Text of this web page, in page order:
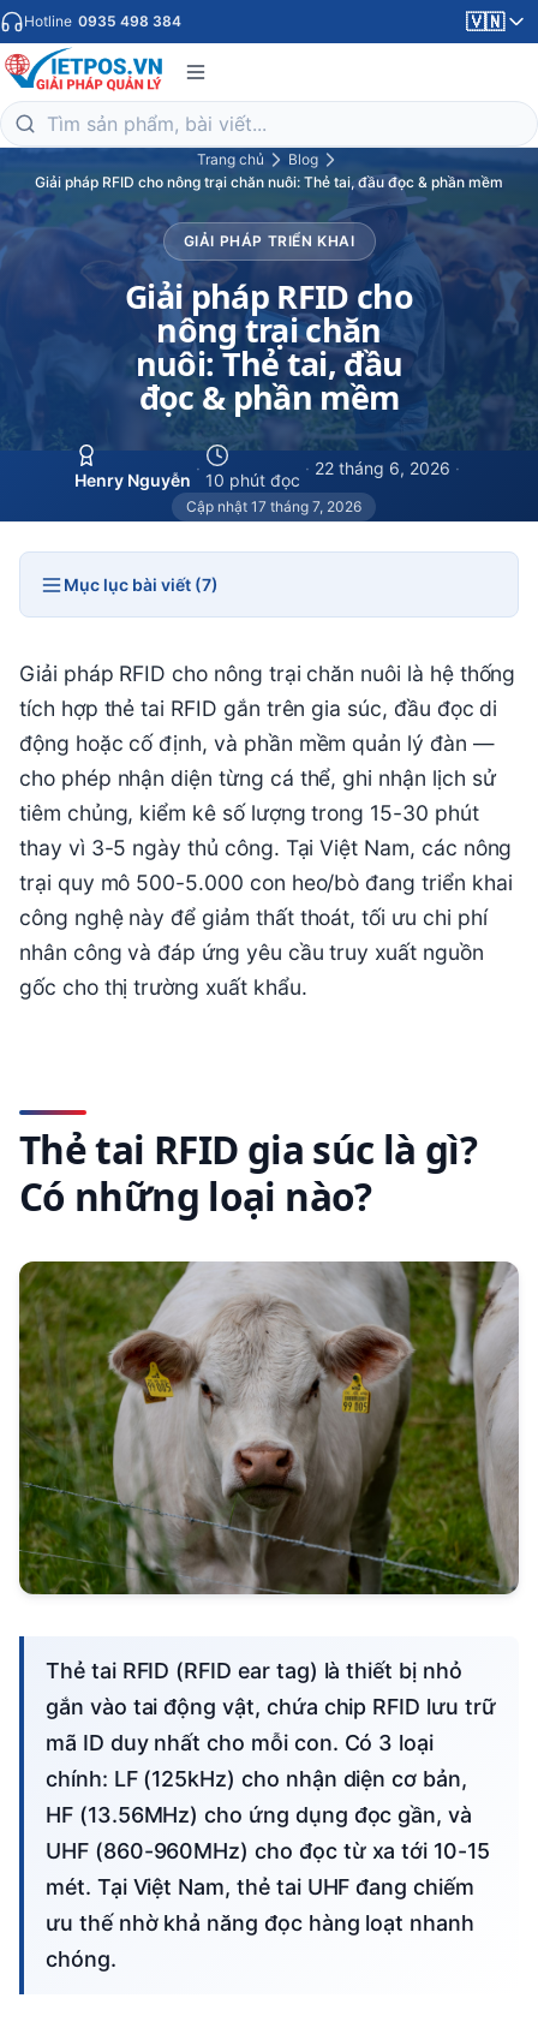
Hotline 0935 498 384 🇻🇳
Trang chủ
Blog
Giải pháp RFID cho nông trại chăn nuôi: Thẻ tai, đầu đọc & phần mềm
GIẢI PHÁP TRIỂN KHAI
Giải pháp RFID cho
nông trại chăn
nuôi: Thẻ tai, đầu
đọc & phần mềm
Henry Nguyễn
·
10 phút đọc
· 22 tháng 6, 2026 ·
Cập nhật 17 tháng 7, 2026
Mục lục bài viết (7)
Giải pháp RFID cho nông trại chăn nuôi là hệ thống
tích hợp thẻ tai RFID gắn trên gia súc, đầu đọc di
động hoặc cố định, và phần mềm quản lý đàn —
cho phép nhận diện từng cá thể, ghi nhận lịch sử
tiêm chủng, kiểm kê số lượng trong 15-30 phút
thay vì 3-5 ngày thủ công. Tại Việt Nam, các nông
trại quy mô 500-5.000 con heo/bò đang triển khai
công nghệ này để giảm thất thoát, tối ưu chi phí
nhân công và đáp ứng yêu cầu truy xuất nguồn
gốc cho thị trường xuất khẩu.
Thẻ tai RFID gia súc là gì?
Có những loại nào?
Thẻ tai RFID (RFID ear tag) là thiết bị nhỏ
gắn vào tai động vật, chứa chip RFID lưu trữ
mã ID duy nhất cho mỗi con. Có 3 loại
chính: LF (125kHz) cho nhận diện cơ bản,
HF (13.56MHz) cho ứng dụng đọc gần, và
UHF (860-960MHz) cho đọc từ xa tới 10-15
mét. Tại Việt Nam, thẻ tai UHF đang chiếm
ưu thế nhờ khả năng đọc hàng loạt nhanh
chóng.